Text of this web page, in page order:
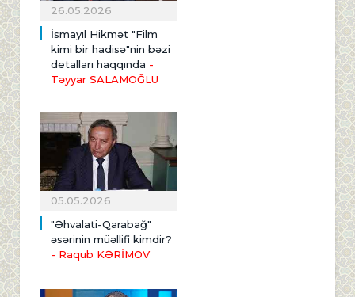
26.05.2026
İsmayıl Hikmət "Film
kimi bir hadisə"nin bəzi
detalları haqqında -
Təyyar SALAMOĞLU
05.05.2026
"Əhvalati-Qarabağ"
əsərinin müəllifi kimdir?
- Raqub KƏRİMOV